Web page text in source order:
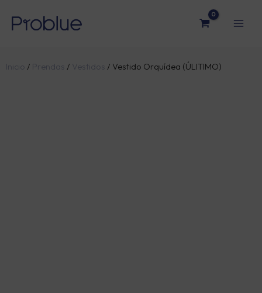
contenido
Inicio / Prendas / Vestidos / Vestido Orquídea (ÚLITIMO)